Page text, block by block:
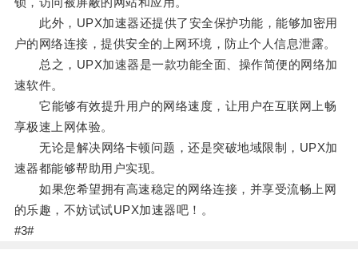
此外，UPX加速器还提供了安全保护功能，能够加密用
户的网络连接，提供安全的上网环境，防止个人信息泄露。
总之，UPX加速器是一款功能全面、操作简便的网络加
速软件。
它能够有效提升用户的网络速度，让用户在互联网上畅
享极速上网体验。
无论是解决网络卡顿问题，还是突破地域限制，UPX加
速器都能够帮助用户实现。
如果您希望拥有高速稳定的网络连接，并享受流畅上网
的乐趣，不妨试试UPX加速器吧！。
#3#